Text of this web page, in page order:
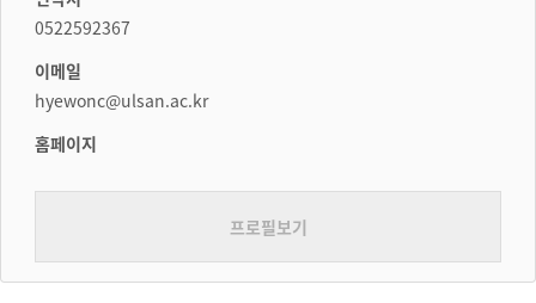
0522592367
이메일
hyewonc@ulsan.ac.kr
홈페이지
프로필보기